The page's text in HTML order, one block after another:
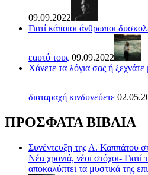
09.09.2022
Γιατί κάποιοι άνθρωποι
εαυτό τους 09.09.2022
Χάνετε τα λόγια σας ή
διαταραχή κινδυνεύετε
ΠΡΟΣΦΑΤΑ ΒΙΒΛΙΑ
Συνέντευξη της Α. Καππάτου
Νέα χρονιά, νέοι στόχοι- Γιατί
αποκαλύπτει τα μυστικά της